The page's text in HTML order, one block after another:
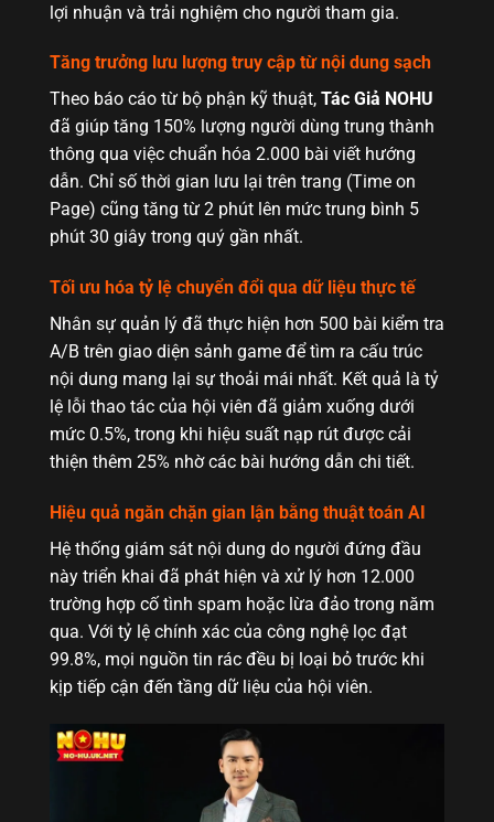
lợi nhuận và trải nghiệm cho người tham gia.
Tăng trưởng lưu lượng truy cập từ nội dung sạch
Theo báo cáo từ bộ phận kỹ thuật, Tác Giả NOHU
đã giúp tăng 150% lượng người dùng trung thành
thông qua việc chuẩn hóa 2.000 bài viết hướng
dẫn. Chỉ số thời gian lưu lại trên trang (Time on
Page) cũng tăng từ 2 phút lên mức trung bình 5
phút 30 giây trong quý gần nhất.
Tối ưu hóa tỷ lệ chuyển đổi qua dữ liệu thực tế
Nhân sự quản lý đã thực hiện hơn 500 bài kiểm tra
A/B trên giao diện sảnh game để tìm ra cấu trúc
nội dung mang lại sự thoải mái nhất. Kết quả là tỷ
lệ lỗi thao tác của hội viên đã giảm xuống dưới
mức 0.5%, trong khi hiệu suất nạp rút được cải
thiện thêm 25% nhờ các bài hướng dẫn chi tiết.
Hiệu quả ngăn chặn gian lận bằng thuật toán AI
Hệ thống giám sát nội dung do người đứng đầu
này triển khai đã phát hiện và xử lý hơn 12.000
trường hợp cố tình spam hoặc lừa đảo trong năm
qua. Với tỷ lệ chính xác của công nghệ lọc đạt
99.8%, mọi nguồn tin rác đều bị loại bỏ trước khi
kịp tiếp cận đến tầng dữ liệu của hội viên.